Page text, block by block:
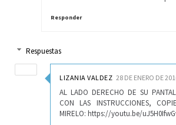
Responder
Respuestas
LIZANIA VALDEZ 28 DE ENERO DE
AL LADO DERECHO DE SU
CON LAS INSTRUCCIONES,
MIRELO: https://youtu.be/